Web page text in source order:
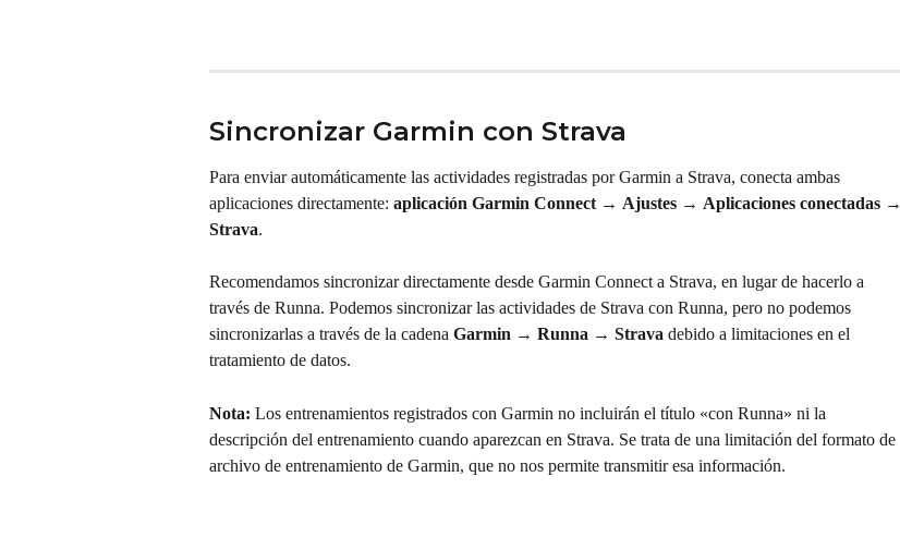
Sincronizar Garmin con Strava
Para enviar automáticamente las actividades registradas por Garmin a Strava, conecta ambas
aplicaciones directamente: aplicación Garmin Connect → Ajustes → Aplicaciones conectadas →
Strava.
Recomendamos sincronizar directamente desde Garmin Connect a Strava, en lugar de hacerlo a
través de Runna. Podemos sincronizar las actividades de Strava con Runna, pero no podemos
sincronizarlas a través de la cadena Garmin → Runna → Strava debido a limitaciones en el
tratamiento de datos.
Nota: Los entrenamientos registrados con Garmin no incluirán el título «con Runna» ni la
descripción del entrenamiento cuando aparezcan en Strava. Se trata de una limitación del formato de
archivo de entrenamiento de Garmin, que no nos permite transmitir esa información.